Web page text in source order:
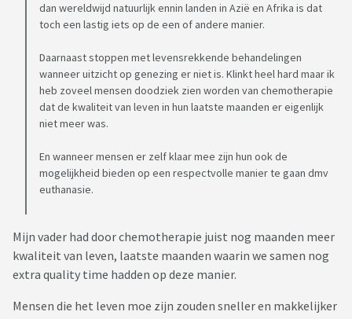
dan wereldwijd natuurlijk ennin landen in Azië en Afrika is dat
toch een lastig iets op de een of andere manier.
Daarnaast stoppen met levensrekkende behandelingen
wanneer uitzicht op genezing er niet is. Klinkt heel hard maar ik
heb zoveel mensen doodziek zien worden van chemotherapie
dat de kwaliteit van leven in hun laatste maanden er eigenlijk
niet meer was.
En wanneer mensen er zelf klaar mee zijn hun ook de
mogelijkheid bieden op een respectvolle manier te gaan dmv
euthanasie.
Mijn vader had door chemotherapie juist nog maanden meer
kwaliteit van leven, laatste maanden waarin we samen nog
extra quality time hadden op deze manier.
Mensen die het leven moe zijn zouden sneller en makkelijker